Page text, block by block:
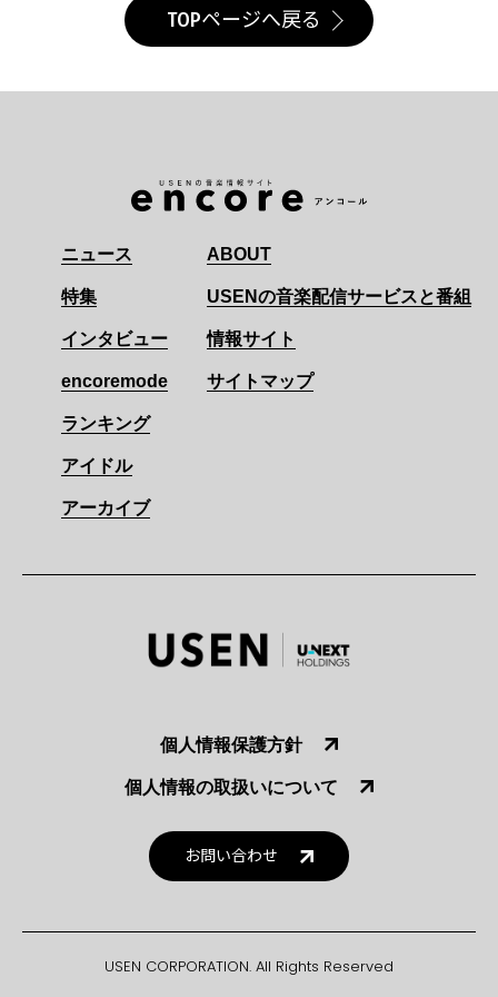
TOPページへ戻る
ニュース
特集
インタビュー
encoremode
ランキング
アイドル
アーカイブ
ABOUT
USENの音楽配信サービスと番組
情報サイト
サイトマップ
個人情報保護方針
個人情報の取扱いについて
お問い合わせ
USEN CORPORATION. All Rights Reserved